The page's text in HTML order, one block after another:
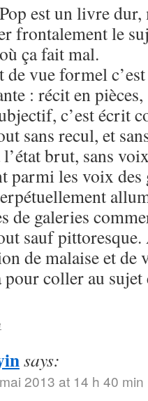
est un livre
frontalement le
ça fait mal.
vue formel
: récit en
c’est écrit
sans recul, et
l’état brut, sans
parmi les voix des
de galeries
sauf pittoresque.
de malaise et de
coller au
says:
2013 at 14 h 40 min